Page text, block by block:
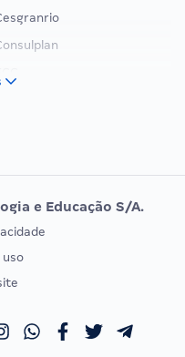
DE ORDEM
OAB
e Educação S/A.
uso